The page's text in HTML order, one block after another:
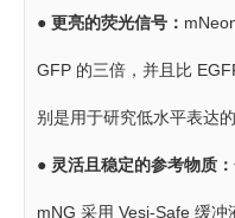
● 更亮的荧光信号：
GFP 的三倍，并且比
别是用于研究低水平表达的
● 灵活且稳定的参考物质：
mNG 采用 Vesi-Safe 缓